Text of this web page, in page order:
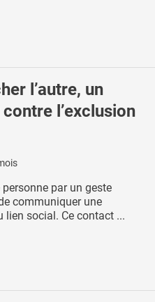
l’autre, un
l’exclusion
par un geste
communiquer une
lien social. Ce contact ...